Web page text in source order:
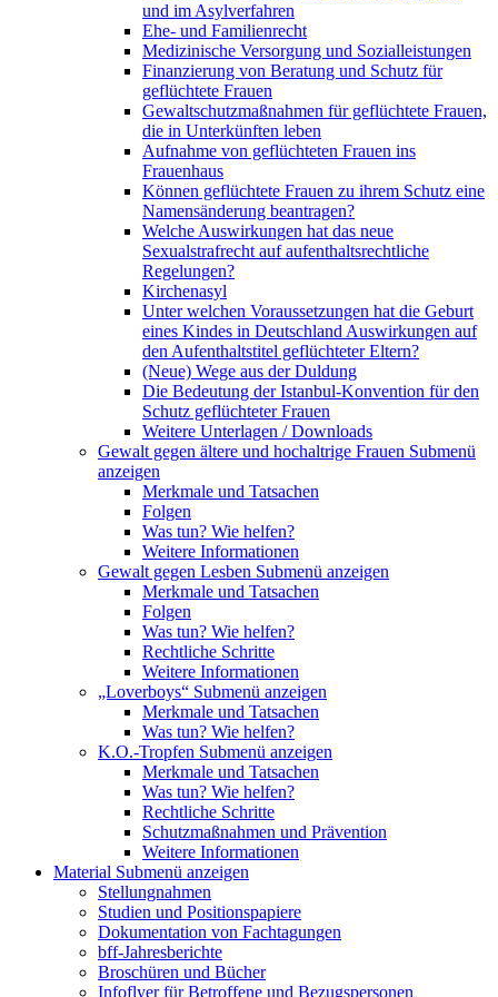
und im Asylverfahren
Ehe- und Familienrecht
Medizinische Versorgung und Sozialleistungen
Finanzierung von Beratung und Schutz für
geflüchtete Frauen
Gewaltschutzmaßnahmen für geflüchtete Frauen,
die in Unterkünften leben
Aufnahme von geflüchteten Frauen ins
Frauenhaus
Können geflüchtete Frauen zu ihrem Schutz eine
Namensänderung beantragen?
Welche Auswirkungen hat das neue
Sexualstrafrecht auf aufenthaltsrechtliche
Regelungen?
Kirchenasyl
Unter welchen Voraussetzungen hat die Geburt
eines Kindes in Deutschland Auswirkungen auf
den Aufenthaltstitel geflüchteter Eltern?
(Neue) Wege aus der Duldung
Die Bedeutung der Istanbul-Konvention für den
Schutz geflüchteter Frauen
Weitere Unterlagen / Downloads
Gewalt gegen ältere und hochaltrige Frauen Submenü
anzeigen
Merkmale und Tatsachen
Folgen
Was tun? Wie helfen?
Weitere Informationen
Gewalt gegen Lesben Submenü anzeigen
Merkmale und Tatsachen
Folgen
Was tun? Wie helfen?
Rechtliche Schritte
Weitere Informationen
„Loverboys“ Submenü anzeigen
Merkmale und Tatsachen
Was tun? Wie helfen?
K.O.-Tropfen Submenü anzeigen
Merkmale und Tatsachen
Was tun? Wie helfen?
Rechtliche Schritte
Schutzmaßnahmen und Prävention
Weitere Informationen
Material Submenü anzeigen
Stellungnahmen
Studien und Positionspapiere
Dokumentation von Fachtagungen
bff-Jahresberichte
Broschüren und Bücher
Infoflyer für Betroffene und Bezugspersonen